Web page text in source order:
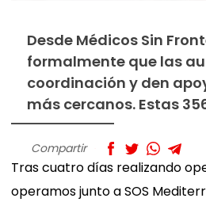
Desde Médicos Sin
formalmente que las
coordinación y den
más cercanos. Estas
Compartir
Tras cuatro días realizando
operamos junto a SOS